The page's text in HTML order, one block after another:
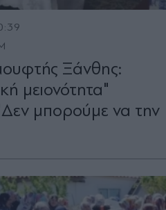
Ξάνθης:
μειονότητα"
μπορούμε να την